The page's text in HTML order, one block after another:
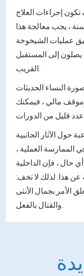
بارزًا وطويلًا؟ 9-12 سوف تكون إجراءات العلاج
، يجب معالجة هذا
بعد 35 عامًا لتعليق عمليات الشيخوخة
يصلون إلى المستقبل
القريب.
النساء الحديثات
وموقف مالي ، فيمكنك
الآثار الجانبية
الممارسة العملية ،
1 حالة من 1000. في أي حال ، فإن الداخلية
عن هذا. لذلك لا تخف:
الأمر بجمال الأنثى
والقتال بالفعل.